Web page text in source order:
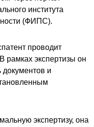
института
(ФИПС).
проводит
рамках экспертизы он
документов и
экспертизу, она